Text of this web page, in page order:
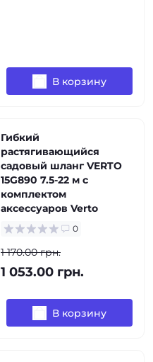
В корзину
Гибкий
растягивающийся
садовый шланг VERTO
15G890 7.5-22 м с
комплектом
аксессуаров Verto
0
1 170.00 грн.
1 053.00 грн.
В корзину